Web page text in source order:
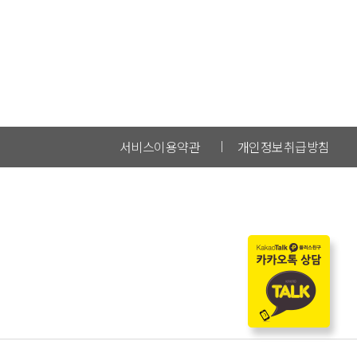
서비스이용약관 개인정보취급방침